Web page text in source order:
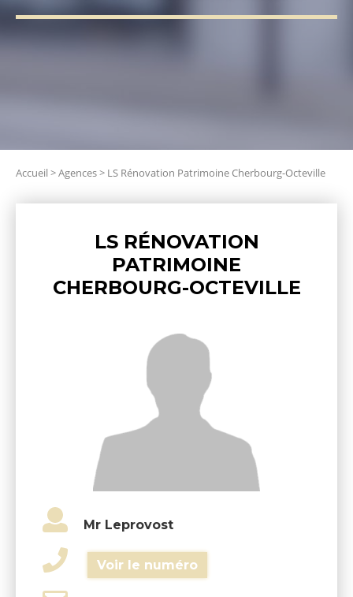
Accueil >Agences> LS Rénovation Patrimoine Cherbourg-Octeville
LS RÉNOVATION
PATRIMOINE
CHERBOURG-OCTEVILLE
Mr Leprovost
Voir le numéro